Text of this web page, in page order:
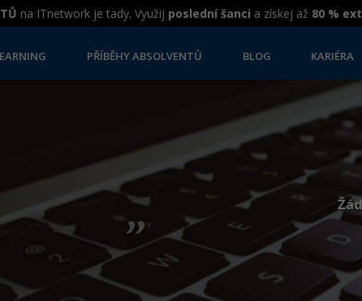
na ITnetwork je tady. Využij poslední šanci a získej až 80 %
PŘÍBĚHY ABSOLVENTŮ BLOG KARIÉRA
„